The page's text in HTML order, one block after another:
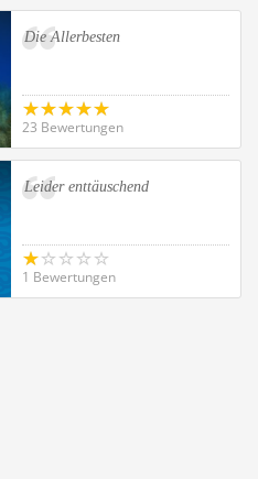
Die Allerbesten
23 Bewertungen
Leider enttäuschend
1 Bewertungen